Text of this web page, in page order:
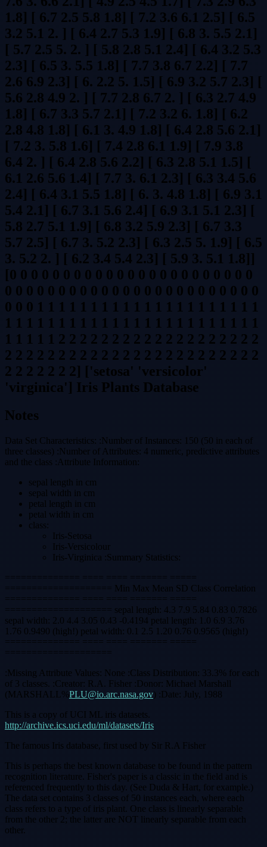
1.8] [ 6.7 2.5 5.8 1.8] [ 7.2 3.6 6.1 2.5] [ 6.5
3.2 5.1 2. ] [ 6.4 2.7 5.3 1.9] [ 6.8 3. 5.5 2.1]
[ 5.7 2.5 5. 2. ] [ 5.8 2.8 5.1 2.4] [ 6.4 3.2 5.3
2.3] [ 6.5 3. 5.5 1.8] [ 7.7 3.8 6.7 2.2] [ 7.7
2.6 6.9 2.3] [ 6. 2.2 5. 1.5] [ 6.9 3.2 5.7 2.3] [
5.6 2.8 4.9 2. ] [ 7.7 2.8 6.7 2. ] [ 6.3 2.7 4.9
1.8] [ 6.7 3.3 5.7 2.1] [ 7.2 3.2 6. 1.8] [ 6.2
2.8 4.8 1.8] [ 6.1 3. 4.9 1.8] [ 6.4 2.8 5.6 2.1]
[ 7.2 3. 5.8 1.6] [ 7.4 2.8 6.1 1.9] [ 7.9 3.8
6.4 2. ] [ 6.4 2.8 5.6 2.2] [ 6.3 2.8 5.1 1.5] [
6.1 2.6 5.6 1.4] [ 7.7 3. 6.1 2.3] [ 6.3 3.4 5.6
2.4] [ 6.4 3.1 5.5 1.8] [ 6. 3. 4.8 1.8] [ 6.9 3.1
5.4 2.1] [ 6.7 3.1 5.6 2.4] [ 6.9 3.1 5.1 2.3] [
5.8 2.7 5.1 1.9] [ 6.8 3.2 5.9 2.3] [ 6.7 3.3
5.7 2.5] [ 6.7 3. 5.2 2.3] [ 6.3 2.5 5. 1.9] [ 6.5
3. 5.2 2. ] [ 6.2 3.4 5.4 2.3] [ 5.9 3. 5.1 1.8]]
[0 0 0 0 0 0 0 0 0 0 0 0 0 0 0 0 0 0 0 0 0 0 0
0 0 0 0 0 0 0 0 0 0 0 0 0 0 0 0 0 0 0 0 0 0 0 0
0 0 0 1 1 1 1 1 1 1 1 1 1 1 1 1 1 1 1 1 1 1 1 1
1 1 1 1 1 1 1 1 1 1 1 1 1 1 1 1 1 1 1 1 1 1 1 1
1 1 1 1 1 2 2 2 2 2 2 2 2 2 2 2 2 2 2 2 2 2 2 2
2 2 2 2 2 2 2 2 2 2 2 2 2 2 2 2 2 2 2 2 2 2 2 2
2 2 2 2 2 2 2] ['setosa' 'versicolor'
'virginica'] Iris Plants Database
Notes
Data Set Characteristics: :Number of Instances: 150 (50 in each of
three classes) :Number of Attributes: 4 numeric, predictive attributes
and the class :Attribute Information:
sepal length in cm
sepal width in cm
petal length in cm
petal width in cm
class:
Iris-Setosa
Iris-Versicolour
Iris-Virginica :Summary Statistics:
============== ==== ==== ======= =====
==================== Min Max Mean SD Class Correlation
============== ==== ==== ======= =====
==================== sepal length: 4.3 7.9 5.84 0.83 0.7826
sepal width: 2.0 4.4 3.05 0.43 -0.4194 petal length: 1.0 6.9 3.76
1.76 0.9490 (high!) petal width: 0.1 2.5 1.20 0.76 0.9565 (high!)
============== ==== ==== ======= =====
====================
:Missing Attribute Values: None :Class Distribution: 33.3% for each
of 3 classes. :Creator: R.A. Fisher :Donor: Michael Marshall
(MARSHALL%PLU@io.arc.nasa.gov) :Date: July, 1988
This is a copy of UCI ML iris datasets.
http://archive.ics.uci.edu/ml/datasets/Iris
The famous Iris database, first used by Sir R.A Fisher
This is perhaps the best known database to be found in the pattern
recognition literature. Fisher's paper is a classic in the field and is
referenced frequently to this day. (See Duda & Hart, for example.)
The data set contains 3 classes of 50 instances each, where each
class refers to a type of iris plant. One class is linearly separable
from the other 2; the latter are NOT linearly separable from each
other.